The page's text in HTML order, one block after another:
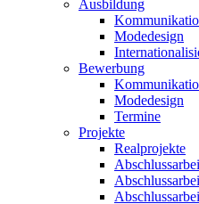
Ausbildung
Modedesign
Bewerbung
Modedesign
Termine
Projekte
Realprojekte